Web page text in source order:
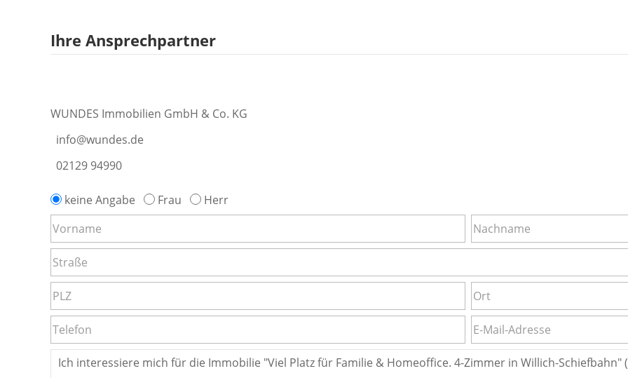
Ihre Ansprechpartner
WUNDES Immobilien GmbH & Co. KG
info@wundes.de
02129 94990
keine Angabe Frau Herr